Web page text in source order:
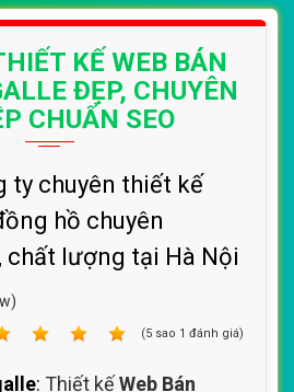
KẾ WEB BÁN
ĐẸP, CHUYÊN
CHUẨN SEO
ty chuyên thiết kế
hồ chuyên
chất lượng tại Hà Nội
(5 sao 1 đánh giá)
: Thiết kếWeb Bán